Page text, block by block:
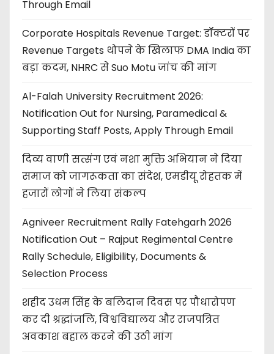
Through Email
Corporate Hospitals Revenue Target: डॉक्टरों पर
Revenue Targets थोपने के खिलाफ DMA India का
बड़ा कदम, NHRC से Suo Motu जांच की मांग
Al-Falah University Recruitment 2026:
Notification Out for Nursing, Paramedical &
Supporting Staff Posts, Apply Through Email
दिव्य वाणी सत्संग एवं नशा मुक्ति अभियान ने दिया
समाज को जागरूकता का संदेश, एमडीयू रोहतक में
हजारों लोगों ने लिया संकल्प
Agniveer Recruitment Rally Fatehgarh 2026
Notification Out – Rajput Regimental Centre
Rally Schedule, Eligibility, Documents &
Selection Process
शहीद उधम सिंह के बलिदान दिवस पर पौधारोपण
कर दी श्रद्धांजलि, विश्वविद्यालय और राजपत्रित
अवकाश बहाल करने की उठी मांग